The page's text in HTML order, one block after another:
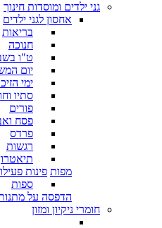
גני ילדים ומוסדות חינוך
אחסון לגני ילדים
בריאות
חנוכה
ט"ו
יום
ימי
סתיו
פורים
פסח
פרדס
רגשות
מפות פינות
ספות
הדפסה על
חומרי ניקיון ומזון